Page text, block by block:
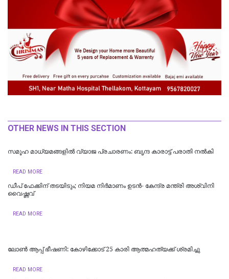
OTHER NEWS IN THIS SECTION
സമൂഹ മാധ്യമങ്ങളിൽ വ്യാജ പ്രചാരണം: ബൃന്ദ കാരാട്ട്‌ പരാതി നൽകി
READ MORE
ഡീപ് ഫേക്കിന് തടയിടും; നിയമ നിർമാണം ഉടന്‍- കേന്ദ്ര മന്ത്രി അശ്വിനി
വൈഷ്ണവ്
READ MORE
ലോണ്‍ ആപ്പ് ഭീഷണി: കോഴിക്കോട് 25 കാരി ആത്മഹത്യക്ക് ശ്രമിച്ചു
READ MORE